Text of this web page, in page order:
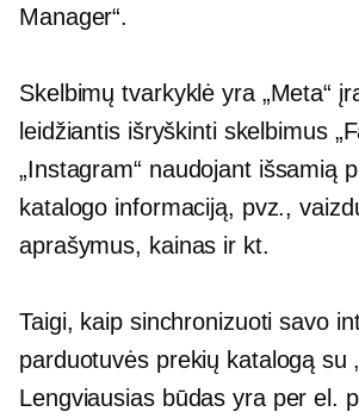
Manager“.
Skelbimų tvarkyklė yra „Meta“
leidžiantis išryškinti skelbimus
„Instagram“ naudojant išsamią
katalogo informaciją, pvz.,
aprašymus, kainas ir kt.
Taigi, kaip sinchronizuoti savo
parduotuvės prekių katalogą su
Lengviausias būdas yra per el.